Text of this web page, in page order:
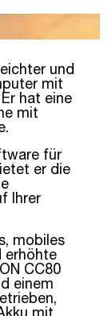
und
mit
hat eine
mit
für
er die
Ihrer
mobiles
erhöhte
CC80
einem